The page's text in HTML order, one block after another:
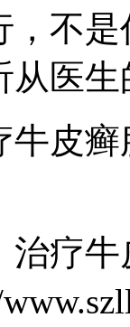
，不
从医
牛皮
治疗